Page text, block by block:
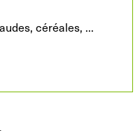
céréales, ...